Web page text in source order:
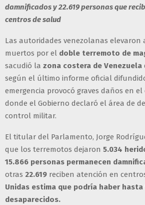
damnificados y 22.619 personas que
centros de salud
Las autoridades venezolanas elevaron
muertos por el doble terremoto de
sacudió la zona costera de Venezuela
según el último informe oficial
emergencia provocó graves daños en el
donde el Gobierno declaró el área de
control militar.
El titular del Parlamento, Jorge
que los terremotos dejaron 5.034
15.866 personas permanecen
otras 22.619 reciben atención en
Unidas estima que podría haber hasta
desaparecidos.